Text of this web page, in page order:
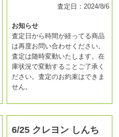
査定日：2024/8/6
お知らせ
査定日から時間が経ってる商品
は再度お問い合わせください。
査定は随時変動いたします。在
庫状況で変動することご了承く
ださい。査定のお約束はできま
せん。
6/25 クレヨン しんち